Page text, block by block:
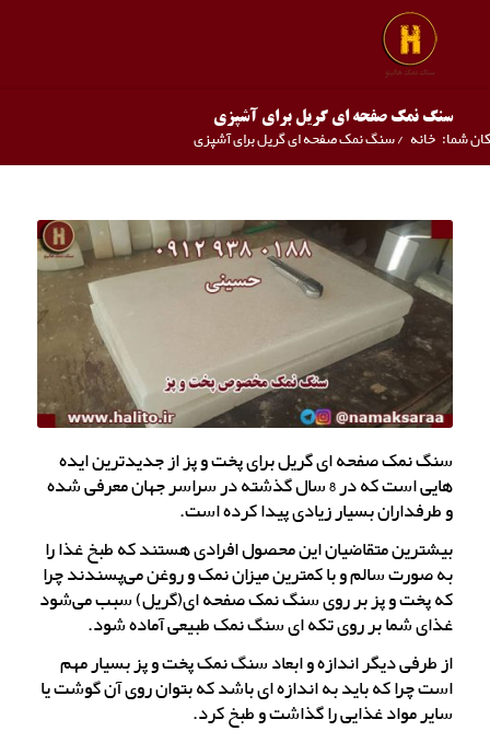
سنگ نمک صفحه ای گریل برای آشپزی
شما: خانه /سنگ نمک صفحه ای گریل برای آشپزی
سنگ نمک صفحه ای گریل برای پخت و پز از جدیدترین ایده
هایی است که در 8 سال گذشته در سراسر جهان معرفی شده
و طرفداران بسیار زیادی پیدا کرده است.
بیشترین متقاضیان این محصول افرادی هستند که طبخ غذا را
به صورت سالم و با کمترین میزان نمک و روغن می‌پسندند چرا
که پخت و پز بر روی سنگ نمک صفحه ای(گریل) سبب می‌شود
غذای شما بر روی تکه ای سنگ نمک طبیعی آماده شود.
از طرفی دیگر اندازه و ابعاد سنگ نمک پخت و پز بسیار مهم
است چرا که باید به اندازه ای باشد که بتوان روی آن گوشت یا
سایر مواد غذایی را گذاشت و طبخ کرد.